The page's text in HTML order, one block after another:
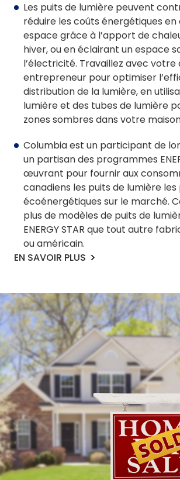
Les puits de lumière peuvent
réduire les coûts énergétiques
espace grâce à l’apport de
hiver, ou en éclairant un espace
l’électricité. Travaillez avec
entrepreneur pour optimiser
distribution de la lumière, en
lumière et des tubes de lumière
zones sombres dans votre
Columbia est un participant de
un partisan des programmes
œuvrant pour fournir aux
canadiens les puits de lumière les
écoénergétiques sur le marché.
plus de modèles de puits de
ENERGY STAR que tout autre
ou américain.
EN SAVOIR PLUS